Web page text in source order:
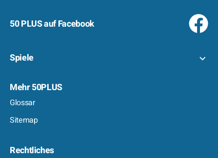
50 PLUS auf Facebook
Spiele
Mehr 50PLUS
Glossar
Sitemap
Rechtliches